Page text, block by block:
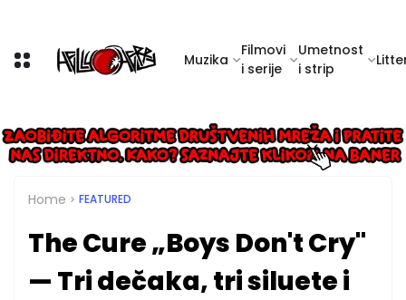
Muzika
Filmovi
i serije
Umetnost
i strip
Home FEATURED
The Cure „Boys Don't Cry"
— Tri dečaka, tri siluete i